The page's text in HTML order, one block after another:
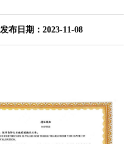
发布日期：2023-11-08